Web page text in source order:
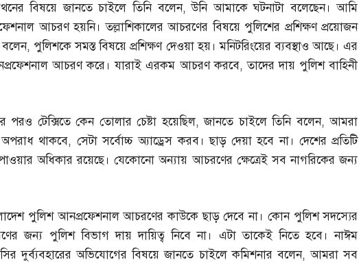
বিষয়ে জানতে চাইলে তিনি বলেন,উনি আমাকে ঘটনাটা বলেছেন। আমি
আচরণ হয়নি। তল্লাশিকালের আচরণের বিষয়ে পুলিশের প্রশিক্ষণ প্রয়োজন
বলেন, পুলিশকে সমস্ত বিষয়ে প্রশিক্ষণ দেওয়া হয়। মনিটরিংয়ের ব্যবস্থাও আছে। এর
আচরণ করে। যারাই এরকম আচরণ করবে,তাদের দায় পুলিশ বাহিনী
পরও টেক্সিতে কেন তোলার চেষ্টা হয়েছিল,জানতে চাইলে তিনি বলেন,আমরা
থাকবে, সেটা সর্বোচ্চ অ্যাড্রেস করব। ছাড় দেয়া হবে না। দেশের প্রতিটি
অধিকার রয়েছে। যেকোনো অন্যায় আচরণের ক্ষেত্রেই সব নাগরিকের জন্য
পুলিশ আনপ্রফেশনাল আচরণের কাউকে ছাড় দেবে না। কোন পুলিশ সদস্যের
জন্য পুলিশ বিভাগ দায় দায়িত্ব নিবে না। এটা তাকেই নিতে হবে। নাঈম
দুর্ব্যবহারের অভিযোগের বিষয়ে জানতে চাইলে কমিশনার বলেন,আমরা সব